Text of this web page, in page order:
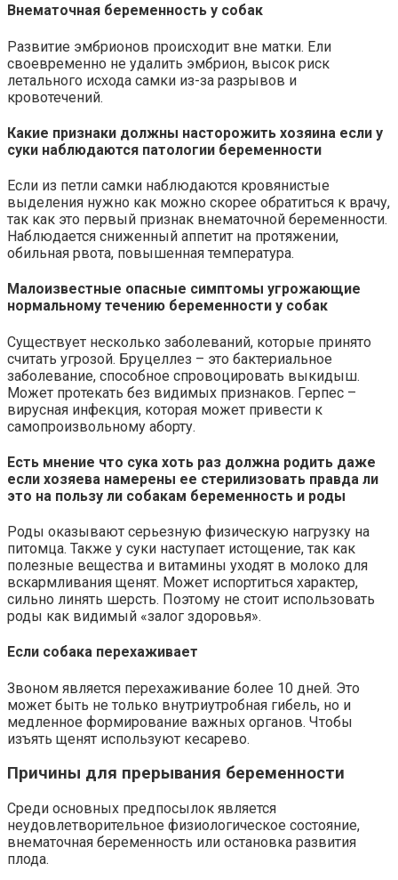
Внематочная беременность у собак
Развитие эмбрионов происходит вне матки. Ели
своевременно не удалить эмбрион, высок риск
летального исхода самки из-за разрывов и
кровотечений.
Какие признаки должны насторожить хозяина если у
суки наблюдаются патологии беременности
Если из петли самки наблюдаются кровянистые
выделения нужно как можно скорее обратиться к врачу,
так как это первый признак внематочной беременности.
Наблюдается сниженный аппетит на протяжении,
обильная рвота, повышенная температура.
Малоизвестные опасные симптомы угрожающие
нормальному течению беременности у собак
Существует несколько заболеваний, которые принято
считать угрозой. Бруцеллез – это бактериальное
заболевание, способное спровоцировать выкидыш.
Может протекать без видимых признаков. Герпес –
вирусная инфекция, которая может привести к
самопроизвольному аборту.
Есть мнение что сука хоть раз должна родить даже
если хозяева намерены ее стерилизовать правда ли
это на пользу ли собакам беременность и роды
Роды оказывают серьезную физическую нагрузку на
питомца. Также у суки наступает истощение, так как
полезные вещества и витамины уходят в молоко для
вскармливания щенят. Может испортиться характер,
сильно линять шерсть. Поэтому не стоит использовать
роды как видимый «залог здоровья».
Если собака перехаживает
Звоном является перехаживание более 10 дней. Это
может быть не только внутриутробная гибель, но и
медленное формирование важных органов. Чтобы
изъять щенят используют кесарево.
Причины для прерывания беременности
Среди основных предпосылок является
неудовлетворительное физиологическое состояние,
внематочная беременность или остановка развития
плода.